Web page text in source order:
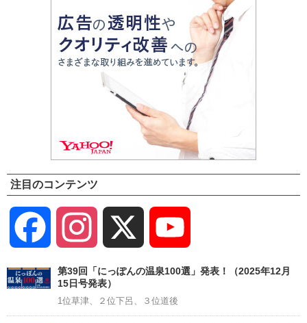
注目のコンテンツ
Facebook Instagram
Channel
第39回「にっぽんの温泉100選」発表！（2025年12月
15日号発表）
1位草津、２位下呂、３位道後